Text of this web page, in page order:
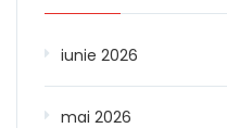
iunie 2026
mai 2026